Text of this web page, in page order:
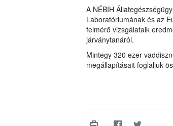
A NÉBIH
Laboratóriumának és az
felmérő vizsgálataik
járványtanáról.
Mintegy 320 ezer
megállapításait foglaljuk